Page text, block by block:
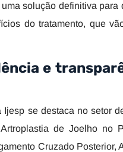
solução definitiva para
do tratamento, que
e
se destaca no setor
de Joelho no
Cruzado